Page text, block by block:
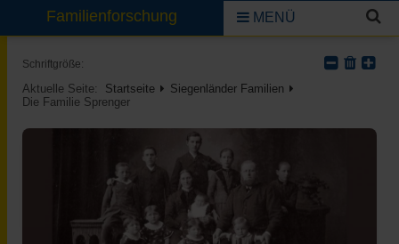
Familienforschung MENÜ
Schriftgröße:
Aktuelle Seite: Startseite
Siegenländer Familien
Die Familie Sprenger